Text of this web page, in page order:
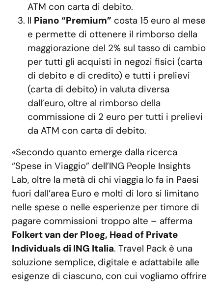
ATM con carta di debito.
Il Piano “Premium” costa 15 euro al mese
e permette di ottenere il rimborso della
maggiorazione del 2% sul tasso di cambio
per tutti gli acquisti in negozi fisici (carta
di debito e di credito) e tutti i prelievi
(carta di debito) in valuta diversa
dall’euro, oltre al rimborso della
commissione di 2 euro per tutti i prelievi
da ATM con carta di debito.
«Secondo quanto emerge dalla ricerca
“Spese in Viaggio” dell’ING People Insights
Lab, oltre la metà di chi viaggia lo fa in Paesi
fuori dall’area Euro e molti di loro si limitano
nelle spese o nelle esperienze per timore di
pagare commissioni troppo alte – afferma
Folkert van der Ploeg, Head of Private
Individuals di ING Italia. Travel Pack è una
soluzione semplice, digitale e adattabile alle
esigenze di ciascuno, con cui vogliamo offrire